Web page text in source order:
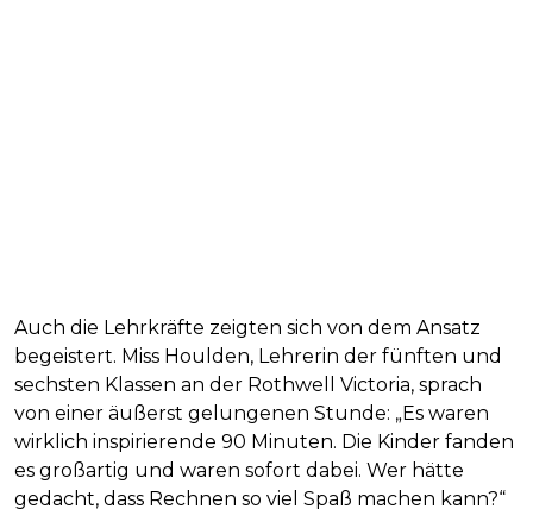
Auch die Lehrkräfte zeigten sich von dem Ansatz
begeistert. Miss Houlden, Lehrerin der fünften und
sechsten Klassen an der Rothwell Victoria, sprach
von einer äußerst gelungenen Stunde: „Es waren
wirklich inspirierende 90 Minuten. Die Kinder fanden
es großartig und waren sofort dabei. Wer hätte
gedacht, dass Rechnen so viel Spaß machen kann?“